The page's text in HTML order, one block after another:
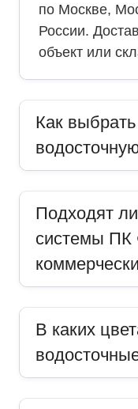
по Москве,
России.
объект или
Как
Подходят
системы ПК
В каких